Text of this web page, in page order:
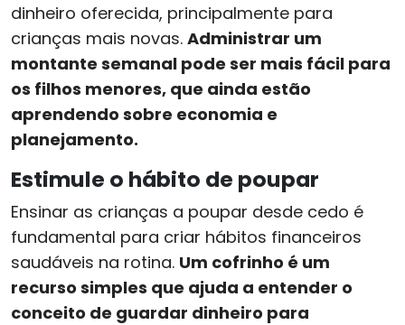
dinheiro oferecida, principalmente para
crianças mais novas. Administrar um
montante semanal pode ser mais fácil para
os filhos menores, que ainda estão
aprendendo sobre economia e
planejamento.
Estimule o hábito de poupar
Ensinar as crianças a poupar desde cedo é
fundamental para criar hábitos financeiros
saudáveis na rotina. Um cofrinho é um
recurso simples que ajuda a entender o
conceito de guardar dinheiro para